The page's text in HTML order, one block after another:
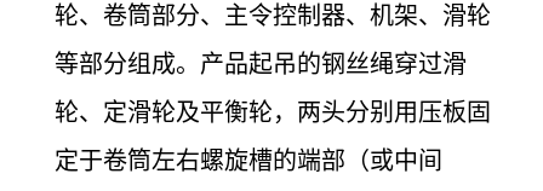
轮、卷筒部分、主令控制器、机架、滑轮
等部分组成。产品起吊的钢丝绳穿过滑
轮、定滑轮及平衡轮，两头分别用压板固
定于卷筒左右螺旋槽的端部（或中间